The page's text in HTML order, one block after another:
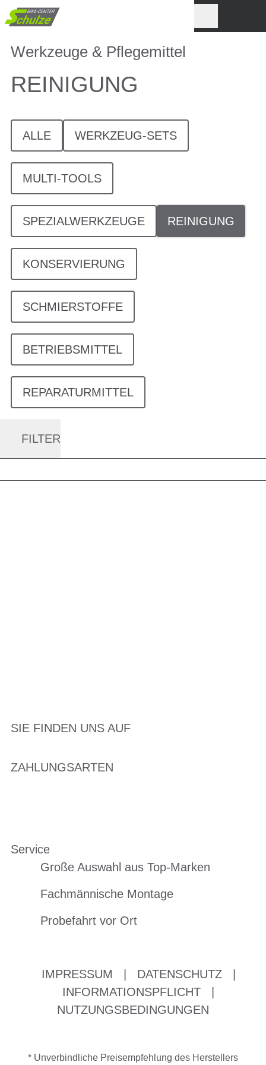
Werkzeuge & Pflegemittel
REINIGUNG
ALLE WERKZEUG-SETS
MULTI-TOOLS
SPEZIALWERKZEUGE REINIGUNG
KONSERVIERUNG
SCHMIERSTOFFE
BETRIEBSMITTEL
REPARATURMITTEL
FILTER
SIE FINDEN UNS AUF
ZAHLUNGSARTEN
Service
Große Auswahl aus Top-Marken
Fachmännische Montage
Probefahrt vor Ort
IMPRESSUM DATENSCHUTZ
INFORMATIONSPFLICHT
NUTZUNGSBEDINGUNGEN
* Unverbindliche Preisempfehlung des Herstellers